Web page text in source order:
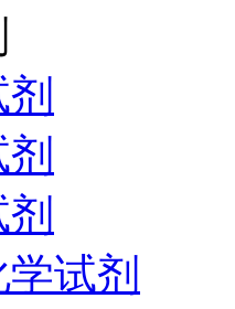
试剂